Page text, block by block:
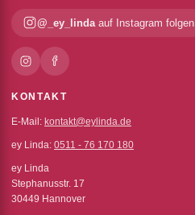
@_ey_linda auf Instagram folgen
KONTAKT
E-Mail: kontakt@eylinda.de
ey Linda: 0511 - 76 170 180
ey Linda
Stephanusstr. 17
30449 Hannover